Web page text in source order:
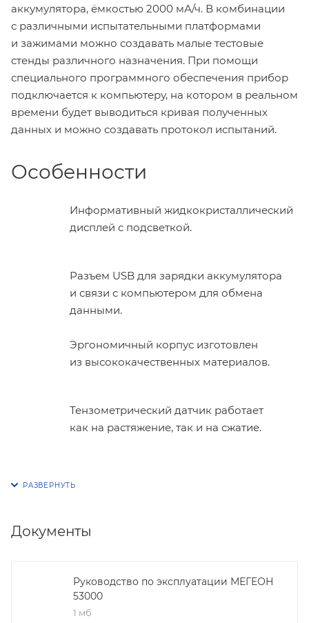
аккумулятора, ёмкостью 2000 мА/ч. В комбинации
с различными испытательными платформами
и зажимами можно создавать малые тестовые
стенды различного назначения. При помощи
специального программного обеспечения прибор
подключается к компьютеру, на котором в реальном
времени будет выводиться кривая полученных
данных и можно создавать протокол испытаний.
Особенности
Информативный жидкокристаллический
дисплей с подсветкой.
Разъем USB для зарядки аккумулятора
и связи с компьютером для обмена
данными.
Эргономичный корпус изготовлен
из высококачественных материалов.
Тензометрический датчик работает
как на растяжение, так и на сжатие.
Документы
Руководство по эксплуатации МЕГЕОН
53000
1 мб